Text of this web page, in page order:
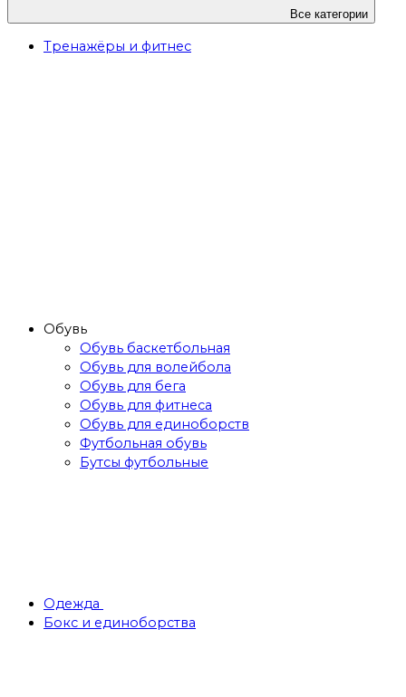
Все категории
Тренажёры и фитнес
Обувь
Обувь баскетбольная
Обувь для волейбола
Обувь для бега
Обувь для фитнеса
Обувь для единоборств
Футбольная обувь
Бутсы футбольные
Одежда
Бокс и единоборства